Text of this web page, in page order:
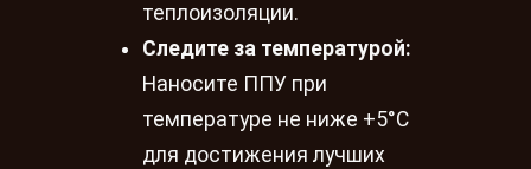
теплоизоляции.
Следите за температурой:
Наносите ППУ при
температуре не ниже +5°C
для достижения лучших